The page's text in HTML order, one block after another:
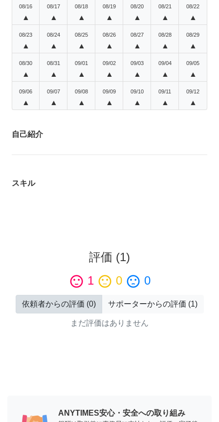
08/16
▲
08/17
▲
08/18
▲
08/19
▲
08/20
▲
08/21
▲
08/22
▲
08/23
▲
08/24
▲
08/25
▲
08/26
▲
08/27
▲
08/28
▲
08/29
▲
08/30
▲
08/31
▲
09/01
▲
09/02
▲
09/03
▲
09/04
▲
09/05
▲
09/06
▲
09/07
▲
09/08
▲
09/09
▲
09/10
▲
09/11
▲
09/12
▲
自己紹介
スキル
評価 (1)
sentiment_satisfied 1 sentiment_neutral 0 sentiment_dissatisfied 0
依頼者からの評価 (0) サポーターからの評価 (1)
まだ評価はありません
ANYTIMES安心・安全への取り組み